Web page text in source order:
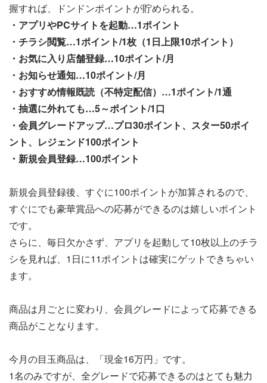
握すれば、ドンドンポイントが貯められる。
・アプリやPCサイトを起動…1ポイント
・チラシ閲覧…1ポイント/1枚（1日上限10ポイント）
・お気に入り店舗登録…10ポイント/月
・お知らせ通知…10ポイント/月
・おすすめ情報既読（不特定配信）…1ポイント/1通
・抽選に外れても…5～ポイント/1口
・会員グレードアップ…プロ30ポイント、スター50ポイ
ント、レジェンド100ポイント
・新規会員登録…100ポイント
新規会員登録後、すぐに100ポイントが加算されるので、
すぐにでも豪華賞品への応募ができるのは嬉しいポイント
です。
さらに、毎日欠かさず、アプリを起動して10枚以上のチラ
シを見れば、1日に11ポイントは確実にゲットできちゃい
ます。
商品は月ごとに変わり、会員グレードによって応募できる
商品がことなります。
今月の目玉商品は、「現金16万円」です。
1名のみですが、全グレードで応募できるのはとても魅力